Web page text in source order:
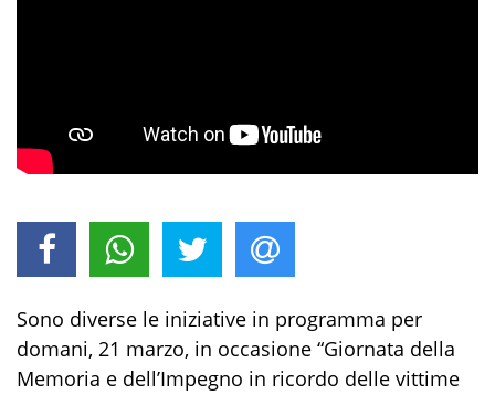
Sono diverse le iniziative in programma per
domani, 21 marzo, in occasione “Giornata della
Memoria e dell’Impegno in ricordo delle vittime